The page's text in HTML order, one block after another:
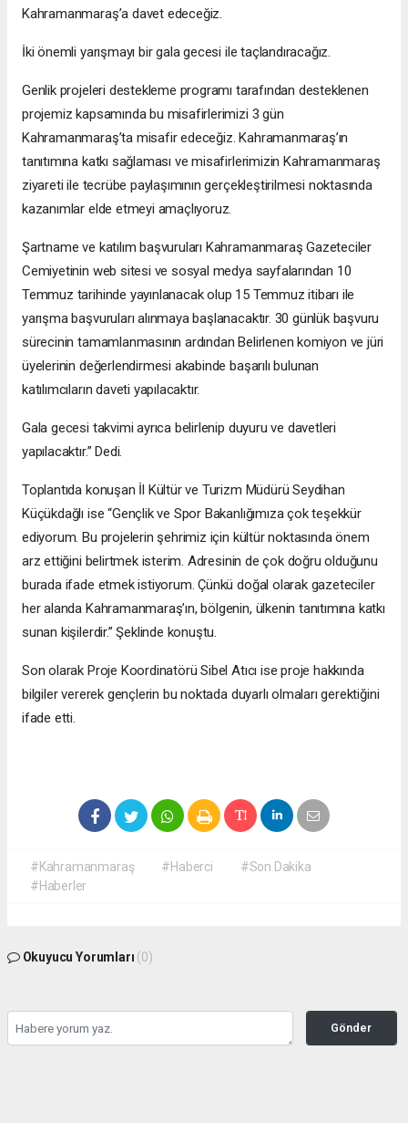
Kahramanmaraş’a davet edeceğiz.
İki önemli yarışmayı bir gala gecesi ile taçlandıracağız.
Genlik projeleri destekleme programı tarafından desteklenen
projemiz kapsamında bu misafirlerimizi 3 gün
Kahramanmaraş’ta misafir edeceğiz. Kahramanmaraş’ın
tanıtımına katkı sağlaması ve misafirlerimizin Kahramanmaraş
ziyareti ile tecrübe paylaşımının gerçekleştirilmesi noktasında
kazanımlar elde etmeyi amaçlıyoruz.
Şartname ve katılım başvuruları Kahramanmaraş Gazeteciler
Cemiyetinin web sitesi ve sosyal medya sayfalarından 10
Temmuz tarihinde yayınlanacak olup 15 Temmuz itibarı ile
yarışma başvuruları alınmaya başlanacaktır. 30 günlük başvuru
sürecinin tamamlanmasının ardından Belirlenen komiyon ve jüri
üyelerinin değerlendirmesi akabinde başarılı bulunan
katılımcıların daveti yapılacaktır.
Gala gecesi takvimi ayrıca belirlenip duyuru ve davetleri
yapılacaktır.” Dedi.
Toplantıda konuşan İl Kültür ve Turizm Müdürü Seydihan
Küçükdağlı ise “Gençlik ve Spor Bakanlığımıza çok teşekkür
ediyorum. Bu projelerin şehrimiz için kültür noktasında önem
arz ettiğini belirtmek isterim. Adresinin de çok doğru olduğunu
burada ifade etmek istiyorum. Çünkü doğal olarak gazeteciler
her alanda Kahramanmaraş’ın, bölgenin, ülkenin tanıtımına katkı
sunan kişilerdir.” Şeklinde konuştu.
Son olarak Proje Koordinatörü Sibel Atıcı ise proje hakkında
bilgiler vererek gençlerin bu noktada duyarlı olmaları gerektiğini
ifade etti.
#Kahramanmaraş #Haberci
#Son Dakika
#Haberler
Okuyucu Yorumları (0)
Gönder